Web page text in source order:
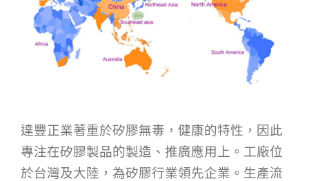
達豐正業著重於矽膠無毒，健康的特性，因此
專注在矽膠製品的製造、推廣應用上。工廠位
於台灣及大陸，為矽膠行業領先企業。生產流